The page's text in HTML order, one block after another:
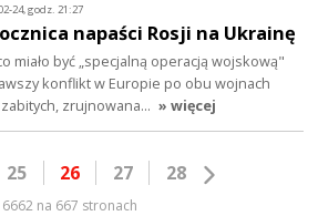
24, godz. 21:27
napaści Rosji na Ukrainę
miało być „specjalną operacją wojskową"
konflikt w Europie po obu wojnach
zrujnowana… » więcej
25 26 27 28
6662 na 667 stronach